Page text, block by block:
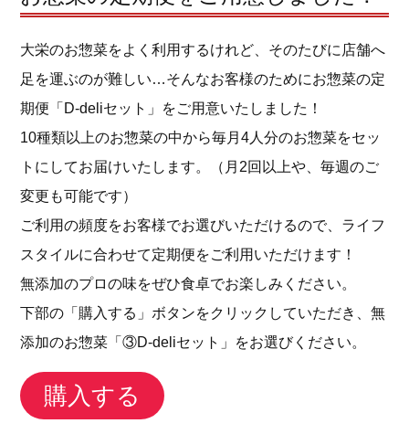
大栄のお惣菜をよく利用するけれど、そのたびに店舗へ
足を運ぶのが難しい…そんなお客様のためにお惣菜の定
期便「D-deliセット」をご用意いたしました！
10種類以上のお惣菜の中から毎月4人分のお惣菜をセッ
トにしてお届けいたします。（月2回以上や、毎週のご
変更も可能です）
ご利用の頻度をお客様でお選びいただけるので、ライフ
スタイルに合わせて定期便をご利用いただけます！
無添加のプロの味をぜひ食卓でお楽しみください。
下部の「購入する」ボタンをクリックしていただき、無
添加のお惣菜「③D-deliセット」をお選びください。
購入する